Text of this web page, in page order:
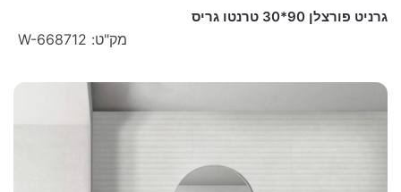
גרניט פורצלן 90*30 טרנטו גריס
מק"ט: W-668712